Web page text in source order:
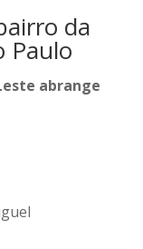
da
Paulo
abrange